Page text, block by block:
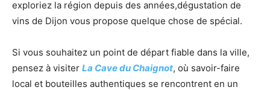
exploriez la région depuis des années,dégustation de
vins de Dijon vous propose quelque chose de spécial.
Si vous souhaitez un point de départ fiable dans la ville,
pensez à visiter La Cave du Chaignot, où savoir-faire
local et bouteilles authentiques se rencontrent en un